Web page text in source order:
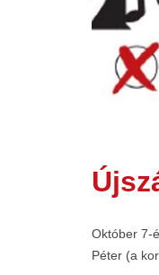
Október 7-
Péter (a